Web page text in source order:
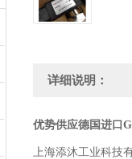
详细说明：
优势供应德国进口
上海添沐工业科技